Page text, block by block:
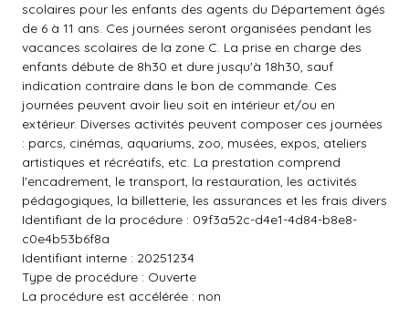
scolaires pour les enfants des agents du Département âgés
de 6 à 11 ans. Ces journées seront organisées pendant les
vacances scolaires de la zone C. La prise en charge des
enfants débute de 8h30 et dure jusqu'à 18h30, sauf
indication contraire dans le bon de commande. Ces
journées peuvent avoir lieu soit en intérieur et/ou en
extérieur. Diverses activités peuvent composer ces journées
: parcs, cinémas, aquariums, zoo, musées, expos, ateliers
artistiques et récréatifs, etc. La prestation comprend
l'encadrement, le transport, la restauration, les activités
pédagogiques, la billetterie, les assurances et les frais divers
Identifiant de la procédure : 09f3a52c-d4e1-4d84-b8e8-
c0e4b53b6f8a
Identifiant interne : 20251234
Type de procédure : Ouverte
La procédure est accélérée : non